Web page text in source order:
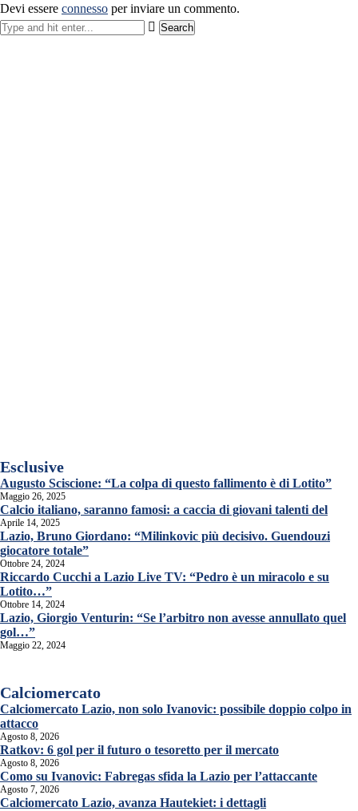
Devi essere connesso per inviare un commento.
Esclusive
Augusto Sciscione: “La colpa di questo fallimento è di Lotito”
Maggio 26, 2025
Calcio italiano, saranno famosi: a caccia di giovani talenti del
Aprile 14, 2025
Lazio, Bruno Giordano: “Milinkovic più decisivo. Guendouzi
giocatore totale”
Ottobre 24, 2024
Riccardo Cucchi a Lazio Live TV: “Pedro è un miracolo e su
Lotito…”
Ottobre 14, 2024
Lazio, Giorgio Venturin: “Se l’arbitro non avesse annullato quel
gol…”
Maggio 22, 2024
Calciomercato
Calciomercato Lazio, non solo Ivanovic: possibile doppio colpo in
attacco
Agosto 8, 2026
Ratkov: 6 gol per il futuro o tesoretto per il mercato
Agosto 8, 2026
Como su Ivanovic: Fabregas sfida la Lazio per l’attaccante
Agosto 7, 2026
Calciomercato Lazio, avanza Hautekiet: i dettagli